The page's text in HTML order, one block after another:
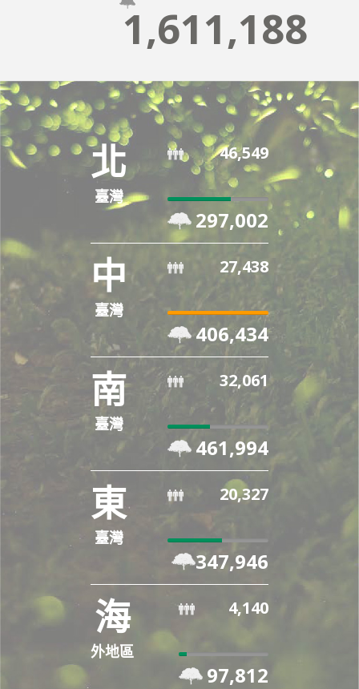
1,611,188
北
臺灣
46,549
63%
Complete
297,002
中
臺灣
27,438
100%
Complete
406,434
南
臺灣
32,061
42%
Complete
461,994
東
臺灣
20,327
54%
Complete
347,946
海
外地區
4,140
9%
Complete97,812